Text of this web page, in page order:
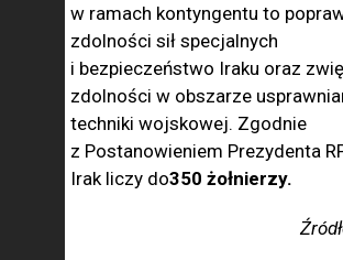
w ramach kontyngentu to
zdolności sił specjalnych
i bezpieczeństwo Iraku oraz
zdolności w obszarze
techniki wojskowej. Zgodnie
z Postanowieniem Prezydenta
Irak liczy do350 żołnierzy.